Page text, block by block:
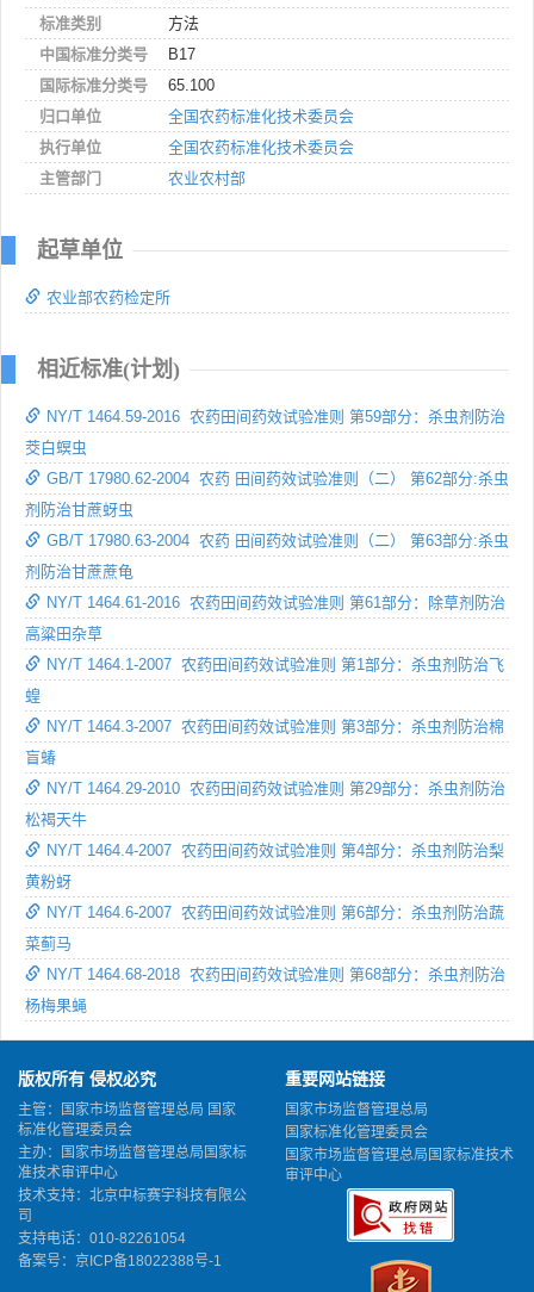
标准类别
方法
中国标准分类号
B17
国际标准分类号
65.100
归口单位
全国农药标准化技术委员会
执行单位
全国农药标准化技术委员会
主管部门
农业农村部
起草单位
农业部农药检定所
相近标准(计划)
NY/T 1464.59-2016 农药田间药效试验准则 第59部分：杀虫剂防治
茭白螟虫
GB/T 17980.62-2004 农药 田间药效试验准则（二） 第62部分:杀虫
剂防治甘蔗蚜虫
GB/T 17980.63-2004 农药 田间药效试验准则（二） 第63部分:杀虫
剂防治甘蔗蔗龟
NY/T 1464.61-2016 农药田间药效试验准则 第61部分：除草剂防治
高粱田杂草
NY/T 1464.1-2007 农药田间药效试验准则 第1部分：杀虫剂防治飞
蝗
NY/T 1464.3-2007 农药田间药效试验准则 第3部分：杀虫剂防治棉
盲蝽
NY/T 1464.29-2010 农药田间药效试验准则 第29部分：杀虫剂防治
松褐天牛
NY/T 1464.4-2007 农药田间药效试验准则 第4部分：杀虫剂防治梨
黄粉蚜
NY/T 1464.6-2007 农药田间药效试验准则 第6部分：杀虫剂防治蔬
菜蓟马
NY/T 1464.68-2018 农药田间药效试验准则 第68部分：杀虫剂防治
杨梅果蝇
版权所有 侵权必究
主管：国家市场监督管理总局 国家
标准化管理委员会
主办：国家市场监督管理总局国家标
准技术审评中心
技术支持：北京中标赛宇科技有限公
司
支持电话：010-82261054
备案号： 京ICP备18022388号-1
重要网站链接
国家市场监督管理总局
国家标准化管理委员会
国家市场监督管理总局国家标准技术
审评中心